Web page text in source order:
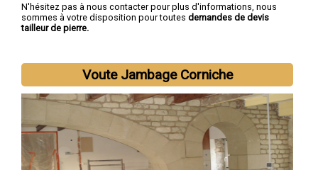
N'hésitez pas à nous contacter pour plus d'informations, nous
sommes à votre disposition pour toutes demandes de devis
tailleur de pierre.
Voute Jambage Corniche